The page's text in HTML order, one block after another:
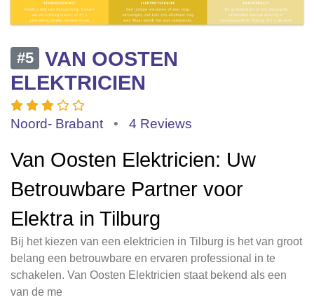
#5
VAN OOSTEN
ELEKTRICIEN
Noord- Brabant • 4 Reviews
Van Oosten Elektricien: Uw
Betrouwbare Partner voor
Elektra in Tilburg
Bij het kiezen van een elektricien in Tilburg is het van groot
belang een betrouwbare en ervaren professional in te
schakelen. Van Oosten Elektricien staat bekend als een
van de me